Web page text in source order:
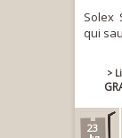
Solex
qui
>
23